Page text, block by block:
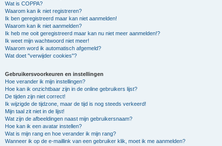
Wat is COPPA?
Waarom kan ik niet registreren?
Ik ben geregistreerd maar kan niet aanmelden!
Waarom kan ik niet aanmelden?
Ik heb me ooit geregistreerd maar kan nu niet meer aanmelden!?
Ik weet mijn wachtwoord niet meer!
Waarom word ik automatisch afgemeld?
Wat doet "verwijder cookies"?
Gebruikersvoorkeuren en instellingen
Hoe verander ik mijn instellingen?
Hoe kan ik onzichtbaar zijn in de online gebruikers lijst?
De tijden zijn niet correct!
Ik wijzigde de tijdzone, maar de tijd is nog steeds verkeerd!
Mijn taal zit niet in de lijst!
Wat zijn de afbeeldingen naast mijn gebruikersnaam?
Hoe kan ik een avatar instellen?
Wat is mijn rang en hoe verander ik mijn rang?
Wanneer ik op de e-maillink van een gebruiker klik, moet ik me aanmelden?